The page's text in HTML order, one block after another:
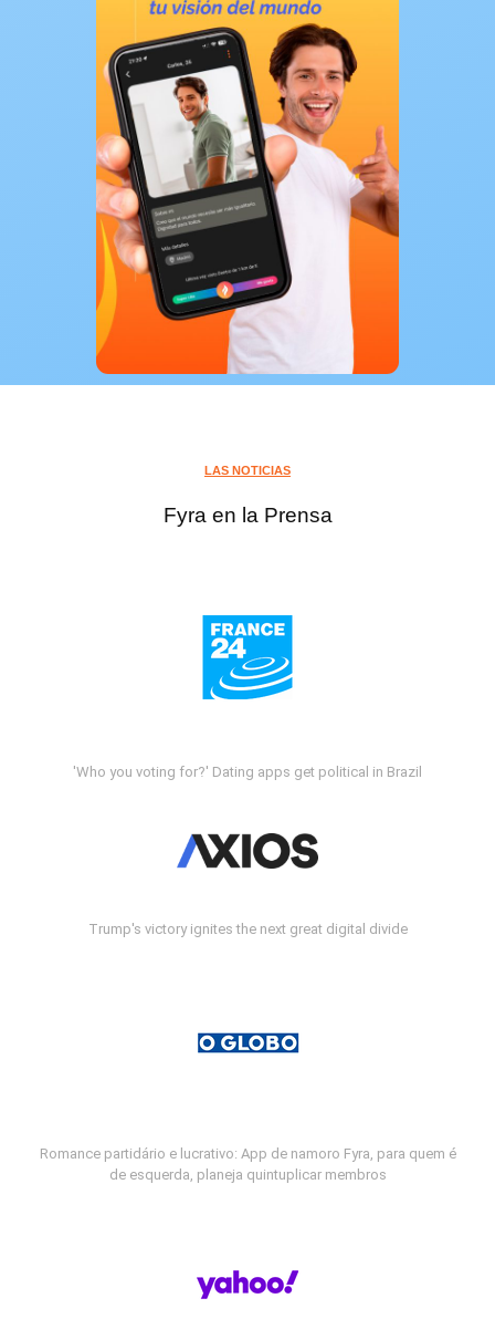
LAS NOTICIAS
Fyra en la Prensa
'Who you voting for?' Dating apps get political in Brazil
Trump's victory ignites the next great digital divide
Romance partidário e lucrativo: App de namoro Fyra, para quem é
de esquerda, planeja quintuplicar membros